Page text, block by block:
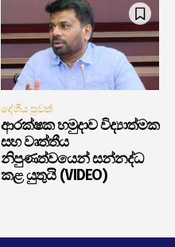
දේශීය පුවත්
ආරක්ෂක හමුදාව විද්‍යාත්මක
සහ වෘත්තීය
නිපුණත්වයෙන් සන්නද්ධ
කළ යුතුයි (VIDEO)